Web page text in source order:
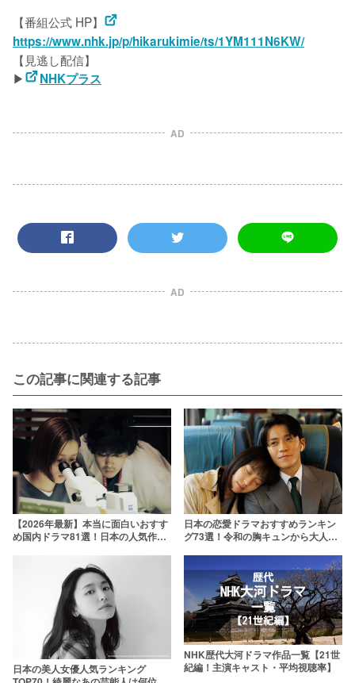
【番組公式 HP】
https://www.nhk.jp/p/hikarukimie/ts/1YM111N6KW/
【見逃し配信】
▶
NHKプラス
AD
AD
この記事に関連する記事
【2026年最新】本当に面白いおすす
め国内ドラマ81選！日本の人気作品
日本の恋愛ドラマおすすめランキン
グ73選！令和の胸キュンから大人向
日本の美人女優人気ランキング
NHK歴代大河ドラマ作品一覧【21世
紀編！主演キャスト・平均視聴率】